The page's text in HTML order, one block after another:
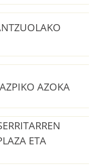
AZOKA
ETA